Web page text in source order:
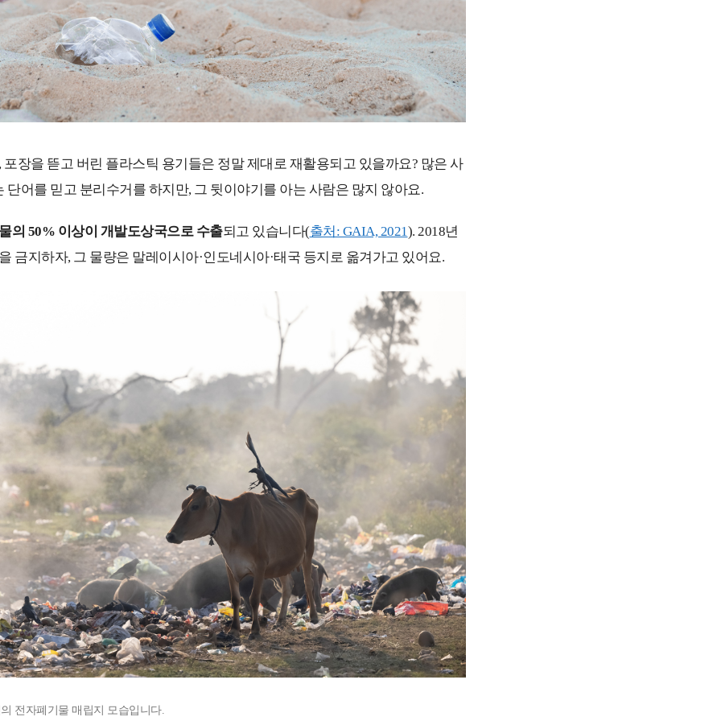
포장을 뜯고 버린 플라스틱 용기들은 정말 제대로 재활용되고 있을까요? 많은 사
단어를 믿고 분리수거를 하지만, 그 뒷이야기를 아는 사람은 많지 않아요.
의 50% 이상이 개발도상국으로 수출되고 있습니다(출처: GAIA, 2021). 2018년
금지하자, 그 물량은 말레이시아·인도네시아·태국 등지로 옮겨가고 있어요.
전자폐기물 매립지 모습입니다.